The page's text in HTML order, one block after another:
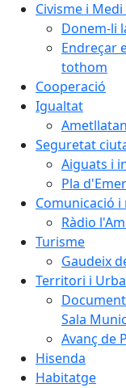
Civisme i
Donem-li
Endreçar
tothom
Cooperació
Igualtat
Seguretat
Aiguats i
Pla
Comunicació
Ràdio
Turisme
Gaudeix
Territori i
Sala
Avanç de
Hisenda
Habitatge